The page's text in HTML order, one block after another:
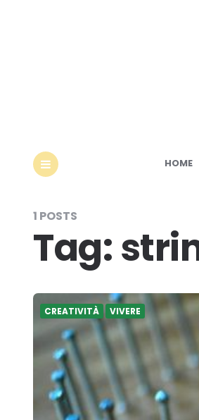
HOME
1 POSTS
Tag:
CREATIVITÀ VIVERE